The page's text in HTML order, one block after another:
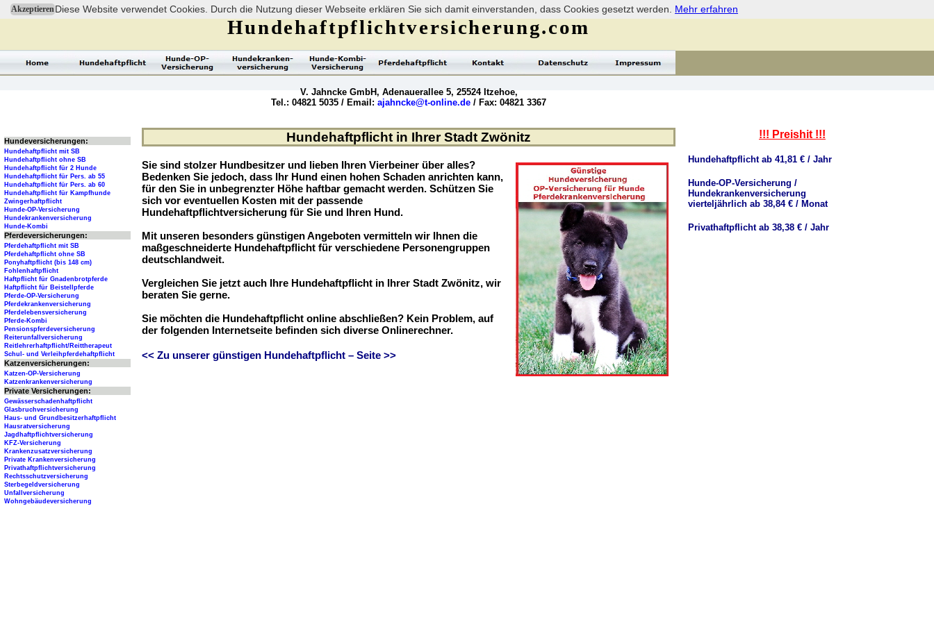
AkzeptierenDiese Website verwendet Cookies. Durch die Nutzung dieser Webseite erklären Sie sich damit einverstanden, dass Cookies gesetzt werden. Mehr erfahren
Hundehaftpflicht in Ihrer Stadt Zwönitz
Sie sind stolzer Hundbesitzer und lieben Ihren Vierbeiner über alles?
Bedenken Sie jedoch, dass Ihr Hund einen hohen Schaden anrichten kann,
für den Sie in unbegrenzter Höhe haftbar gemacht werden. Schützen Sie
sich vor eventuellen Kosten mit der passende
Hundehaftpflichtversicherung für Sie und Ihren Hund.
Mit unseren besonders günstigen Angeboten vermitteln wir Ihnen die
maßgeschneiderte Hundehaftpflicht für verschiedene Personengruppen
deutschlandweit.
Vergleichen Sie jetzt auch Ihre Hundehaftpflicht in Ihrer Stadt Zwönitz, wir
beraten Sie gerne.
Sie möchten die Hundehaftpflicht online abschließen? Kein Problem, auf
der folgenden Internetseite befinden sich diverse Onlinerechner.
<< Zu unserer günstigen Hundehaftpflicht – Seite >>
Hundehaftpflichtversicherung.com
V. Jahncke GmbH, Adenauerallee 5, 25524 Itzehoe,
Tel.: 04821 5035 / Email: ajahncke@t-online.de / Fax: 04821 3367
!!! Preishit !!!
Hundehaftpflicht ab 41,81 € / Jahr
Hunde-OP-Versicherung /
Hundekrankenversicherung
vierteljährlich ab 38,84 € / Monat
Privathaftpflicht ab 38,38 € / Jahr
Hundeversicherungen:
Hundehaftpflicht mit SB
Hundehaftpflicht ohne SB
Hundehaftpflicht für 2 Hunde
Hundehaftpflicht für Pers. ab 55
Hundehaftpflicht für Pers. ab 60
Hundehaftpflicht für Kampfhunde
Zwingerhaftpflicht
Hunde-OP-Versicherung
Hundekrankenversicherung
Hunde-Kombi
Pferdeversicherungen:
Pferdehaftpflicht mit SB
Pferdehaftpflicht ohne SB
Ponyhaftpflicht (bis 148 cm)
Fohlenhaftpflicht
Haftpflicht für Gnadenbrotpferde
Haftpflicht für Beistellpferde
Pferde-OP-Versicherung
Pferdekrankenversicherung
Pferdelebensversicherung
Pferde-Kombi
Pensionspferdeversicherung
Reiterunfallversicherung
Reitlehrerhaftpflicht/Reittherapeut
Schul- und Verleihpferdehaftpflicht
Katzenversicherungen:
Katzen-OP-Versicherung
Katzenkrankenversicherung
Private Versicherungen:
Gewässerschadenhaftpflicht
Glasbruchversicherung
Haus- und Grundbesitzerhaftpflicht
Hausratversicherung
Jagdhaftpflichtversicherung
KFZ-Versicherung
Krankenzusatzversicherung
Private Krankenversicherung
Privathaftpflichtversicherung
Rechtsschutzversicherung
Sterbegeldversicherung
Unfallversicherung
Wohngebäudeversicherung